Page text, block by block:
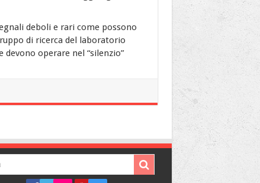
deboli e rari come possono
di ricerca del laboratorio
operare nel “silenzio”